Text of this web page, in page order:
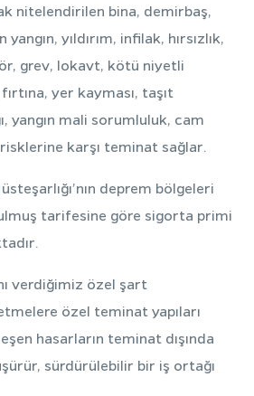
nitelendirilen bina, demirbaş,
yıldırım, infilak, hırsızlık,
grev, lokavt, kötü niyetli
yer kayması, taşıt
yangın mali sorumluluk, cam
risklerine karşı teminat sağlar.
deprem bölgeleri
tarifesine göre sigorta primi
verdiğimiz özel şart
özel teminat yapıları
hasarların teminat dışında
sürdürülebilir bir iş ortağı